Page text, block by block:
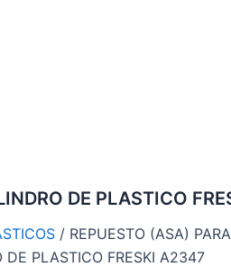
DE PLASTICO
/ REPUESTO (ASA)
DE PLASTICO FRESKI A2347